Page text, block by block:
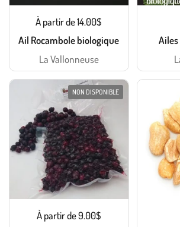
À partir de 14.00$
Ail Rocambole biologique
La Vallonneuse
À partir de 9.00$
NON DISPONIBLE